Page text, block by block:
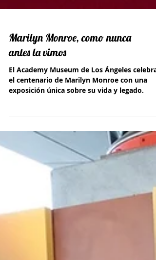
Marilyn Monroe, como nunca
antes la vimos
El Academy Museum de Los Ángeles celebra
exposición única sobre su vida y legado.